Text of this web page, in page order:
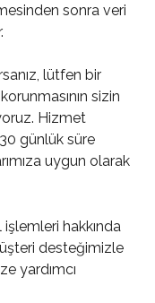
sonra veri
lütfen bir
sizin
Hizmet
günlük süre
uygun olarak
hakkında
desteğimizle
yardımcı